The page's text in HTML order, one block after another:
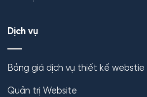
Dịch vụ
Bảng giá dịch vụ thiết kế webstie
Quản trị Website